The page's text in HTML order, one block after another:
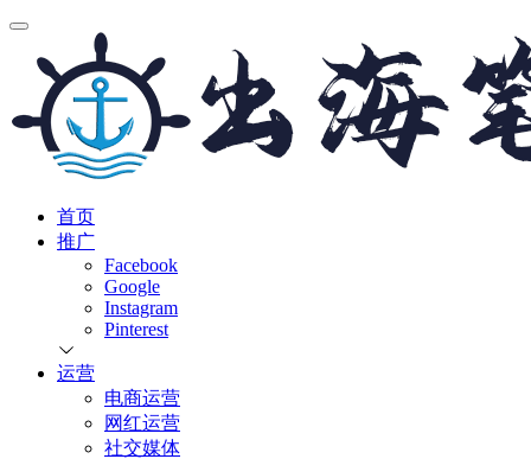
首页
推广
Facebook
Google
Instagram
Pinterest
运营
电商运营
网红运营
社交媒体